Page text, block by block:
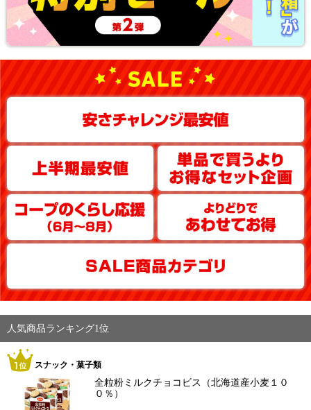
人気商品ランキング1位
スナック・菓子類
全粒粉ミルクチョコビス（北海道産小麦１０
０％）